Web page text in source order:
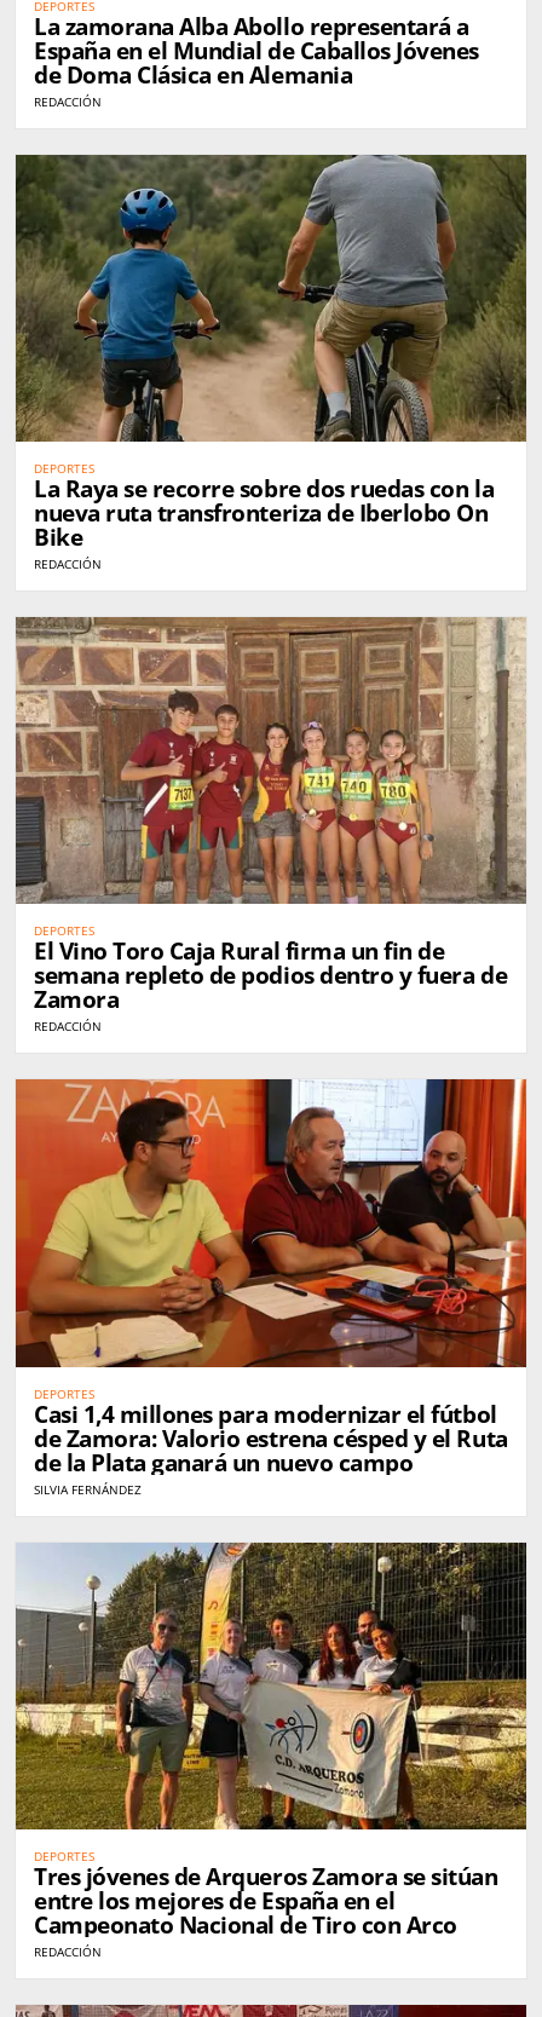
DEPORTES
La zamorana Alba Abollo representará a
España en el Mundial de Caballos Jóvenes
de Doma Clásica en Alemania
REDACCIÓN
DEPORTES
La Raya se recorre sobre dos ruedas con la
nueva ruta transfronteriza de Iberlobo On
Bike
REDACCIÓN
DEPORTES
El Vino Toro Caja Rural firma un fin de
semana repleto de podios dentro y fuera de
Zamora
REDACCIÓN
DEPORTES
Casi 1,4 millones para modernizar el fútbol
de Zamora: Valorio estrena césped y el Ruta
de la Plata ganará un nuevo campo
SILVIA FERNÁNDEZ
DEPORTES
Tres jóvenes de Arqueros Zamora se sitúan
entre los mejores de España en el
Campeonato Nacional de Tiro con Arco
REDACCIÓN